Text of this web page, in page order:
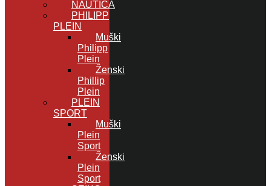
NAUTICA
PHILIPP
PLEIN
Muški
Philipp
Plein
Ženski
Phillip
Plein
PLEIN
SPORT
Muški
Plein
Sport
Ženski
Plein
Sport